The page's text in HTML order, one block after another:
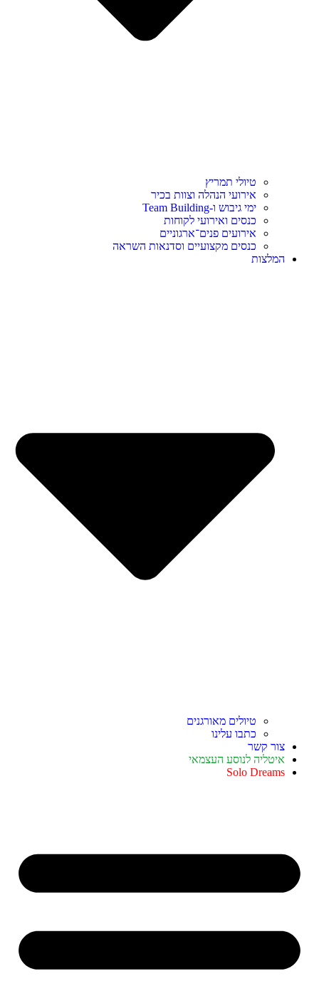
טיולי תמריץ
אירועי הנהלה וצוות בכיר
ימי גיבוש ו-Team Building
כנסים ואירועי לקוחות
אירועים פנים־ארגוניים
כנסים מקצועיים וסדנאות השראה
המלצות
טיולים מאורגנים
כתבו עלינו
צור קשר
איטליה לנוסע העצמאי
Solo Dreams